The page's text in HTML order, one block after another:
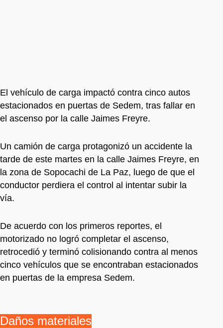
El vehículo de carga impactó contra cinco autos
estacionados en puertas de Sedem, tras fallar en
el ascenso por la calle Jaimes Freyre.
Un camión de carga protagonizó un accidente la
tarde de este martes en la calle Jaimes Freyre, en
la zona de Sopocachi de La Paz, luego de que el
conductor perdiera el control al intentar subir la
vía.
De acuerdo con los primeros reportes, el
motorizado no logró completar el ascenso,
retrocedió y terminó colisionando contra al menos
cinco vehículos que se encontraban estacionados
en puertas de la empresa Sedem.
Daños materiales